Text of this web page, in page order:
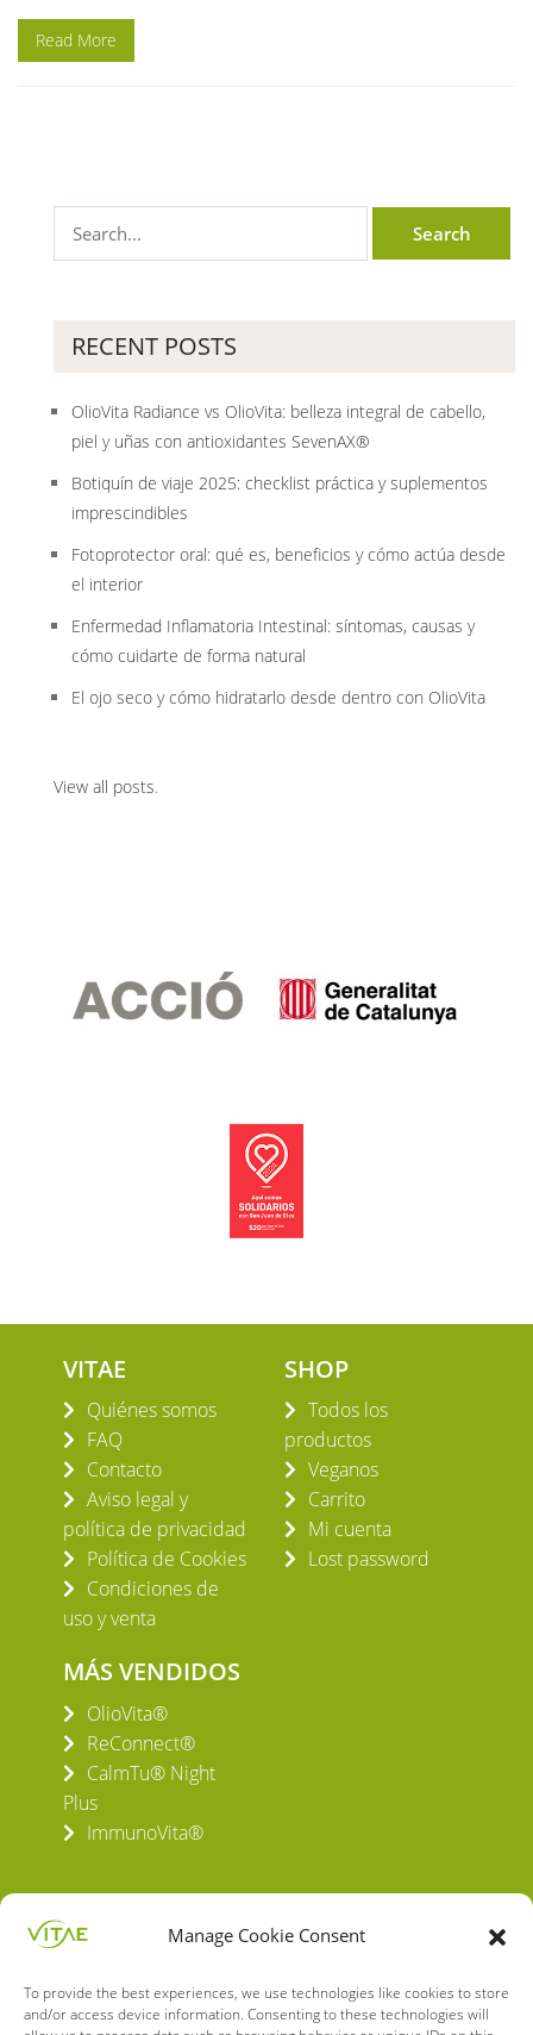
Manage Cookie Consent
To provide the best experiences, we use technologies like cookies to store
and/or access device information. Consenting to these technologies will
Read More
RECENT POSTS
OlioVita Radiance vs OlioVita: belleza integral de cabello,
piel y uñas con antioxidantes SevenAX®
Botiquín de viaje 2025: checklist práctica y suplementos
imprescindibles
Fotoprotector oral: qué es, beneficios y cómo actúa desde
el interior
Enfermedad Inflamatoria Intestinal: síntomas, causas y
cómo cuidarte de forma natural
El ojo seco y cómo hidratarlo desde dentro con OlioVita
View all posts.
VITAE
Quiénes somos
FAQ
Contacto
Aviso legal y
política de privacidad
Política de Cookies
Condiciones de
uso y venta
SHOP
Todos los
productos
Veganos
Carrito
Mi cuenta
Lost password
MÁS VENDIDOS
OlioVita®
ReConnect®
CalmTu® Night
Plus
ImmunoVita®
VITAE HEALTH INNOVATION S.L.